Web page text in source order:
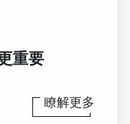
重要
瞭解更多